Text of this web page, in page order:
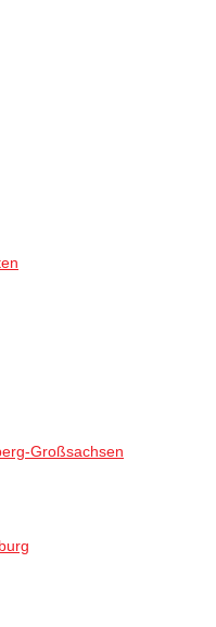
Großsachsen